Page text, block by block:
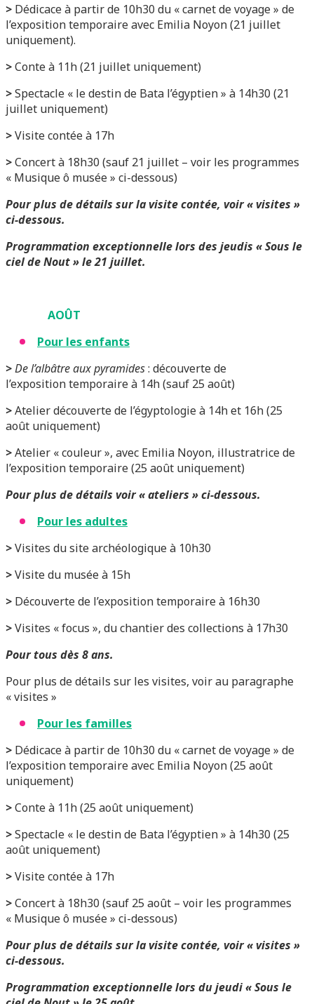
> Dédicace à partir de 10h30 du « carnet de voyage » de
l’exposition temporaire avec Emilia Noyon (21 juillet
uniquement).
>Conte à 11h (21 juillet uniquement)
>Spectacle « le destin de Bata l’égyptien » à 14h30 (21
juillet uniquement)
>Visite contée à 17h
>Concert à 18h30 (sauf 21 juillet – voir les programmes
« Musique ô musée » ci-dessous)
Pour plus de détails sur la visite contée, voir « visites »
ci-dessous.
Programmation exceptionnelle lors des jeudis « Sous le
ciel de Nout » le 21 juillet.
AOÛT
Pour les enfants
>De l’albâtre aux pyramides: découverte de
l’exposition temporaire à 14h (sauf 25 août)
>Atelier découverte de l’égyptologie à 14h et 16h (25
août uniquement)
>Atelier « couleur », avec Emilia Noyon, illustratrice de
l’exposition temporaire (25 août uniquement)
Pour plus de détails voir « ateliers » ci-dessous.
Pour les adultes
>Visites du site archéologique à 10h30
>Visite du musée à 15h
> Découverte de l’exposition temporaire à 16h30
>Visites « focus », du chantier des collections à 17h30
Pour tous dès 8 ans.
Pour plus de détails sur les visites, voir au paragraphe
« visites »
Pour les familles
> Dédicace à partir de 10h30 du « carnet de voyage » de
l’exposition temporaire avec Emilia Noyon (25 août
uniquement)
>Conte à 11h (25 août uniquement)
>Spectacle « le destin de Bata l’égyptien » à 14h30 (25
août uniquement)
>Visite contée à 17h
>Concert à 18h30 (sauf 25 août – voir les programmes
« Musique ô musée » ci-dessous)
Pour plus de détails sur la visite contée, voir « visites »
ci-dessous.
Programmation exceptionnelle lors du jeudi « Sous le